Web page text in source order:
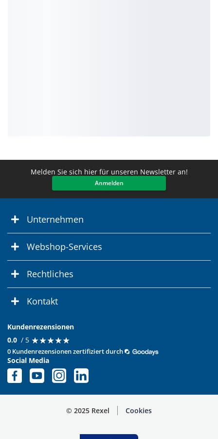
Melden Sie sich hier für unseren Newsletter an!
Anmelden
Unternehmen
Webshop-Services
Rechtliches
Kontakt
Kundenrezensionen
0.0 / 5 ★★★★★
★★★★★
0 Kundenrezensionen zertifiziert durch
Social Media
© 2025 Rexel Cookies